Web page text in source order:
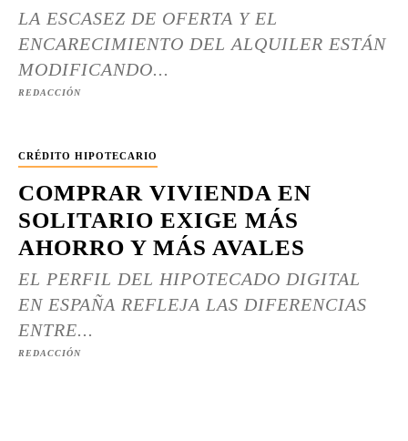
LA ESCASEZ DE OFERTA Y EL
ENCARECIMIENTO DEL ALQUILER ESTÁN
MODIFICANDO...
REDACCIÓN
CRÉDITO HIPOTECARIO
COMPRAR VIVIENDA EN
SOLITARIO EXIGE MÁS
AHORRO Y MÁS AVALES
EL PERFIL DEL HIPOTECADO DIGITAL
EN ESPAÑA REFLEJA LAS DIFERENCIAS
ENTRE...
REDACCIÓN